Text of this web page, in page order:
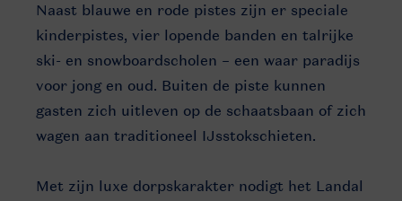
Naast blauwe en rode pistes zijn er speciale
kinderpistes, vier lopende banden en talrijke
ski- en snowboardscholen – een waar paradijs
voor jong en oud. Buiten de piste kunnen
gasten zich uitleven op de schaatsbaan of zich
wagen aan traditioneel IJsstokschieten.
Met zijn luxe dorpskarakter nodigt het Landal